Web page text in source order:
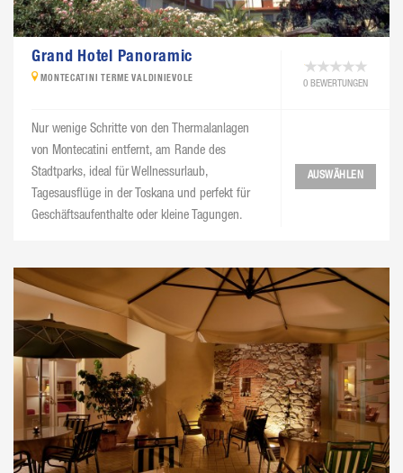
Grand Hotel Panoramic
MONTECATINI TERME VALDINIEVOLE 0 BEWERTUNGEN
Nur wenige Schritte von den Thermalanlagen
von Montecatini entfernt, am Rande des
Stadtparks, ideal für Wellnessurlaub,
Tagesausflüge in der Toskana und perfekt für
Geschäftsaufenthalte oder kleine Tagungen.
AUSWÄHLEN